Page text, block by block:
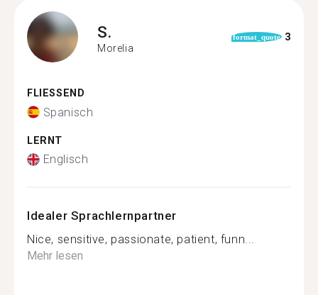
S.
Morelia
format_quote 3
FLIESSEND
Spanisch
LERNT
Englisch
Idealer Sprachlernpartner
Nice, sensitive, passionate, patient, funn...
Mehr lesen